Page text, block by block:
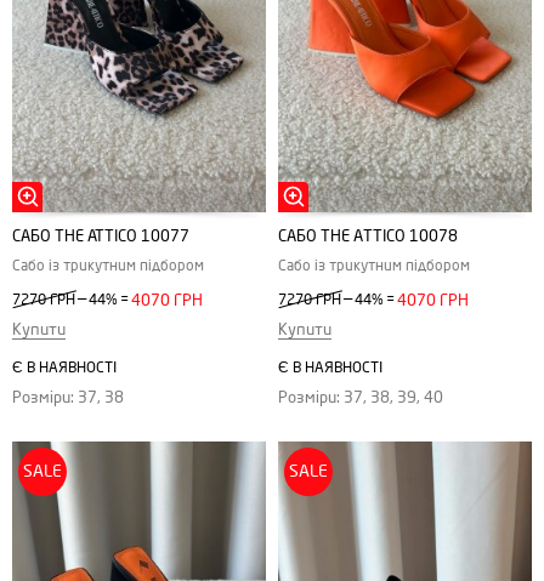
САБО THE ATTICO 10077
Сабо із трикутним підбором
7270 ГРН—44% =4070 ГРН
Купити
Є В НАЯВНОСТІ
Розміри: 37, 38
САБО ТHE АTTICO 10078
Сабо із трикутним підбором
7270 ГРН—44% =4070 ГРН
Купити
Є В НАЯВНОСТІ
Розміри: 37, 38, 39, 40
SALE SALE